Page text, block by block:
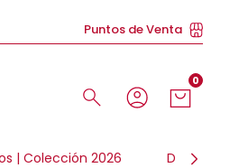
Puntos de Venta
0
| Colección 2026 Día de la